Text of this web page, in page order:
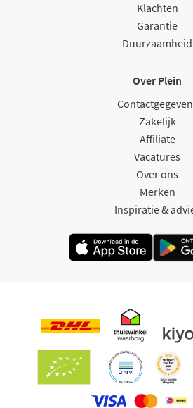
Klachten
Garantie
Duurzaamheid
Over Plein
Zakelijk
Affiliate
Vacatures
Over ons
Merken
Inspiratie &